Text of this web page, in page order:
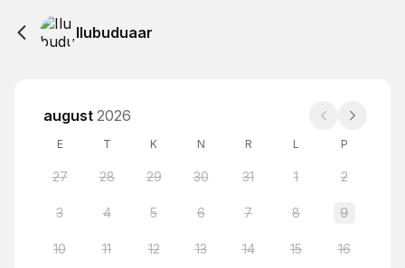
Ilubuduaar
august 2026
E T K N R L P
27 28 29 30 31 1 2
3 4 5 6 7 8 9
10 11 12 13 14 15 16